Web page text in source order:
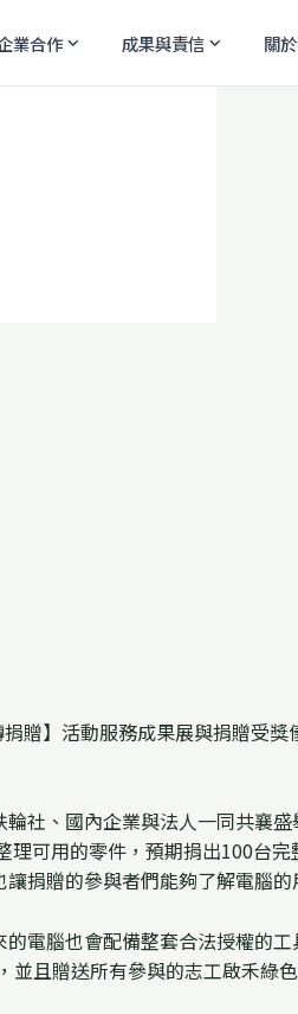
業合作expand_more 成果與責信expand_more 關
】活動服務成果展與捐贈受獎
、國內企業與法人一同共襄
可用的零件，預期捐出100台
捐贈的參與者們能夠了解電腦的
電腦也會配備整套合法授權的
且贈送所有參與的志工啟禾綠